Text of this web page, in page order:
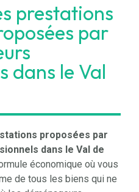
prestations
par
dans le Val
proposées par
dans le Val de
économique où vous
de tous les biens qui ne